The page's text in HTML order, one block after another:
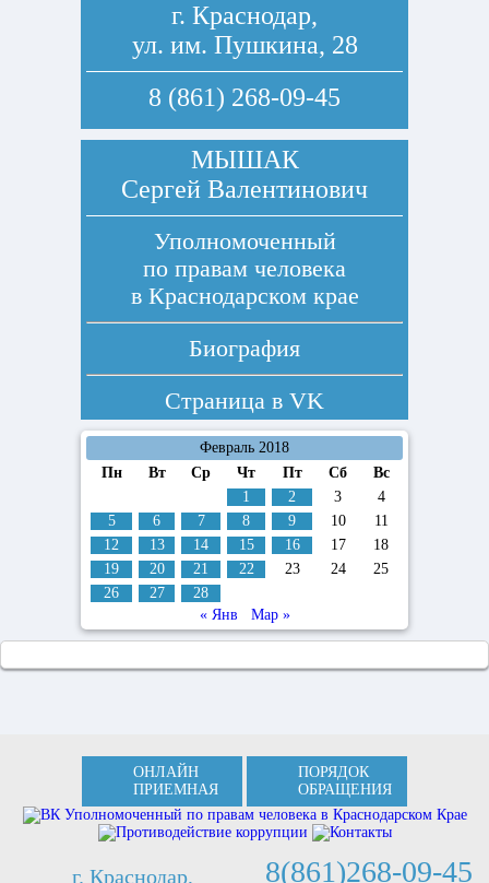
г. Краснодар,
ул. им. Пушкина, 28
8 (861) 268-09-45
МЫШАК
Сергей Валентинович
Уполномоченный
по правам человека
в Краснодарском крае
Биография
Страница в VK
Февраль 2018
Пн
Вт Ср Чт Пт Сб
Вс
1
2 3
4
5
6 7 8 9 10
11
12
13 14 15 16 17
18
19
20 21 22 23 24
25
26
27
28
« Янв
Мар »
ОНЛАЙН
ПРИЕМНАЯ
ПОРЯДОК
ОБРАЩЕНИЯ
г. Краснодар, 8(861)268-09-45